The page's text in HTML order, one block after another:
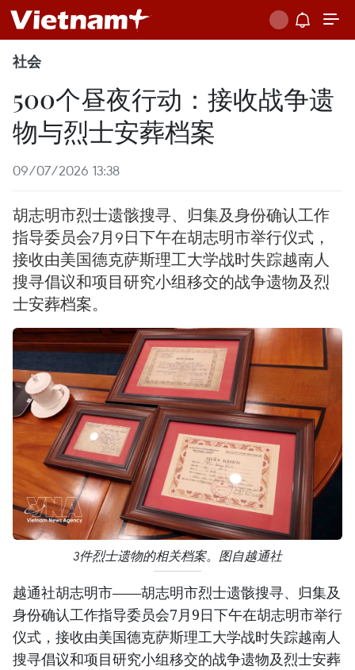
社会
500个昼夜行动：接收战争遗
物与烈士安葬档案
09/07/2026 13:38
胡志明市烈士遗骸搜寻、归集及身份确认工作
指导委员会7月9日下午在胡志明市举行仪式，
接收由美国德克萨斯理工大学战时失踪越南人
搜寻倡议和项目研究小组移交的战争遗物及烈
士安葬档案。
3件烈士遗物的相关档案。图自越通社
越通社胡志明市——胡志明市烈士遗骸搜寻、归集及
身份确认工作指导委员会7月9日下午在胡志明市举行
仪式，接收由美国德克萨斯理工大学战时失踪越南人
搜寻倡议和项目研究小组移交的战争遗物及烈士安葬